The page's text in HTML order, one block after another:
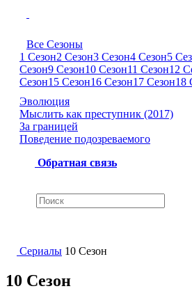
Все Сезоны
1 Сезон2 Сезон3 Сезон4 Сезон5
Сезон9 Сезон10 Сезон11 Сезон12
Сезон15 Сезон16 Сезон17 Сезон18
Эволюция
Мыслить как преступник (2017)
За границей
Поведение подозреваемого
Обратная связь
Сериалы 10 Сезон
10 Сезон